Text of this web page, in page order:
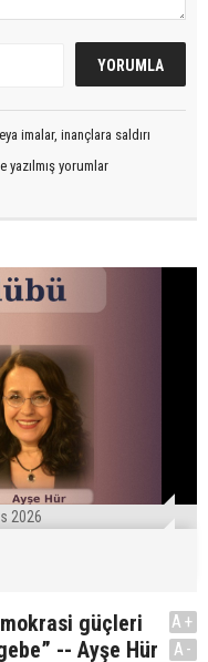
imalar, inançlara saldırı
yazılmış yorumlar
2026
güçleri
-- Ayşe Hür
A+
A-